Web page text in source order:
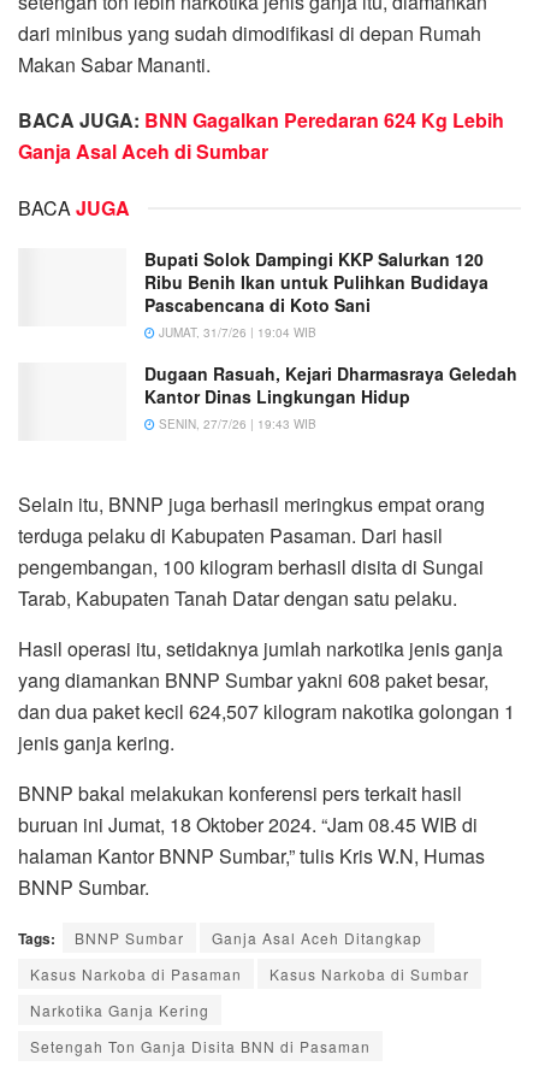
dari minibus yang sudah dimodifikasi di depan Rumah
Makan Sabar Mananti.
BACA JUGA: BNN Gagalkan Peredaran 624 Kg Lebih
Ganja Asal Aceh di Sumbar
BACAJUGA
Bupati Solok Dampingi KKP Salurkan 120
Ribu Benih Ikan untuk Pulihkan Budidaya
Pascabencana di Koto Sani
JUMAT, 31/7/26 | 19:04 WIB
Dugaan Rasuah, Kejari Dharmasraya Geledah
Kantor Dinas Lingkungan Hidup
SENIN, 27/7/26 | 19:43 WIB
Selain itu, BNNP juga berhasil meringkus empat orang
terduga pelaku di Kabupaten Pasaman. Dari hasil
pengembangan, 100 kilogram berhasil disita di Sungai
Tarab, Kabupaten Tanah Datar dengan satu pelaku.
Hasil operasi itu, setidaknya jumlah narkotika jenis ganja
yang diamankan BNNP Sumbar yakni 608 paket besar,
dan dua paket kecil 624,507 kilogram nakotika golongan 1
jenis ganja kering.
BNNP bakal melakukan konferensi pers terkait hasil
buruan ini Jumat, 18 Oktober 2024. “Jam 08.45 WIB di
halaman Kantor BNNP Sumbar,” tulis Kris W.N, Humas
BNNP Sumbar.
Tags: BNNP Sumbar
Ganja Asal Aceh Ditangkap
Kasus Narkoba di Pasaman
Kasus Narkoba di Sumbar
Narkotika Ganja Kering
Setengah Ton Ganja Disita BNN di Pasaman